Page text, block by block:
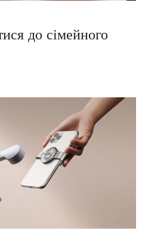
до сімейного